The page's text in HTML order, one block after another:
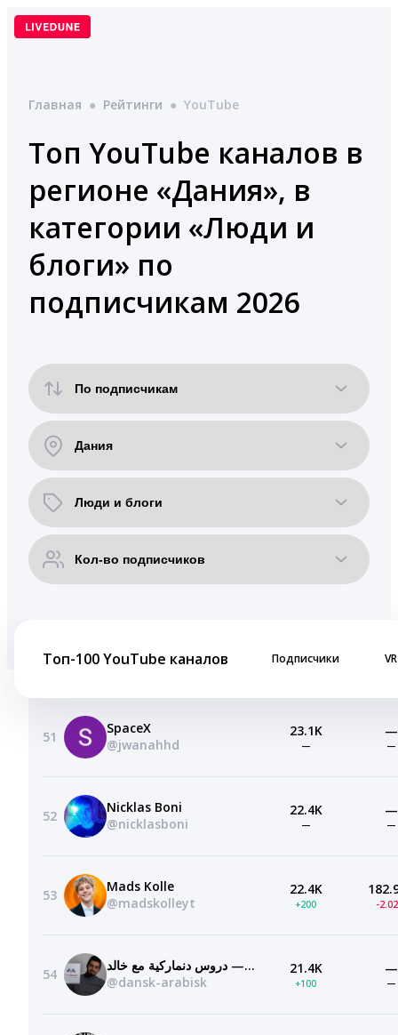
Перейти
Главная ● Рейтинги ● YouTube
Топ YouTube каналов в
регионе «Дания», в
категории «Люди и
блоги» по
подписчикам 2026
Топ-100 YouTube каналов Подписчики VR
51
SpaceX
@jwanahhd
23.1K
—
—
—
52
Nicklas Boni
@nicklasboni
22.4K
—
—
—
53
Mads Kolle
@madskolleyt
22.4K
+200 -
54
دروس دنماركية مع خالد — Danskundervisning på arabisk med Khaled
@dansk-arabisk
21.4K
+100
—
—